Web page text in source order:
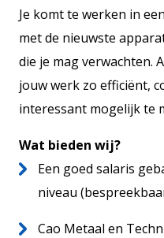
Je komt te werken in
met de nieuwste
die je mag verwachten.
jouw werk zo efficiënt,
interessant mogelijk te
Wat bieden wij?
Een goed salaris
niveau
Cao Metaal en